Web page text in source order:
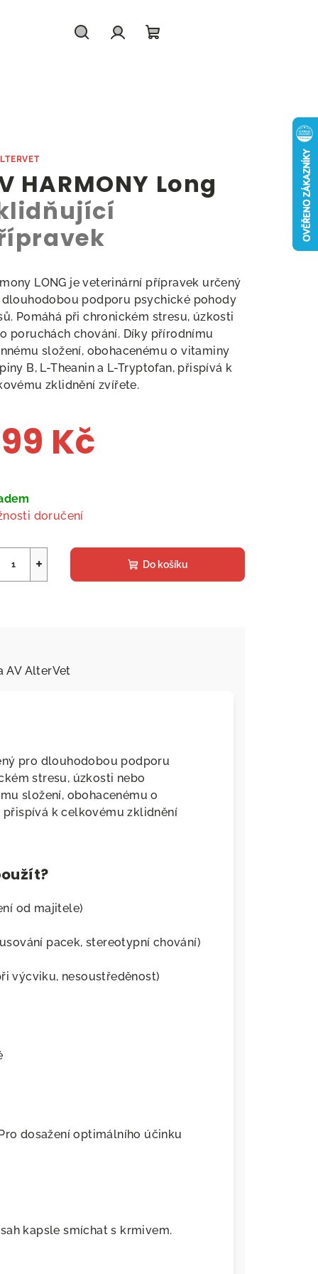
HARMONY Long
LONG je veterinární přípravek určený
podporu psychické pohody
Pomáhá při chronickém stresu, úzkosti
poruchách chování. Díky přírodnímu
složení, obohacenému o vitaminy
B, L-Theanin a L-Tryptofan, přispívá k
zklidnění zvířete.
Kč
doručení
+ Do košíku
AV AlterVet
pro dlouhodobou podporu
stresu, úzkosti nebo
složení, obohacenému o
přispívá k celkovému zklidnění
od majitele)
pacek, stereotypní chování)
výcviku, nesoustředěnost)
dosažení optimálního účinku
kapsle smíchat s krmivem.